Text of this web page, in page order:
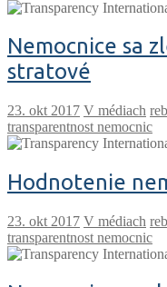
Nemocnice sa
stratové
V médiach
transparentnost nemocnic
Hodnotenie
V médiach
transparentnost nemocnic